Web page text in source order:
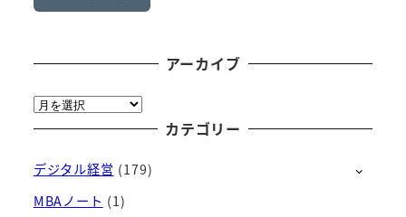
アーカイブ
ア
ー
イ
ブ
カテゴリー
デジタル経営 (179)
MBAノート (1)